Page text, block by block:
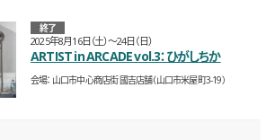
2025年8月16日（土）〜24日（日）
終了
ARTIST in ARCADE vol.3：ひがしちか
会場 山口市中心商店街 國吉店舗（山口市米屋町3-19）